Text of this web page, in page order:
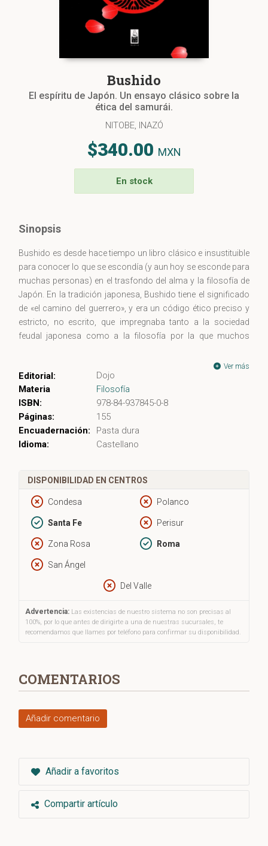
Bushido
El espíritu de Japón. Un ensayo clásico sobre la
ética del samurái.
NITOBE, INAZÓ
$340.00 MXN
En stock
Sinopsis
Bushido es desde hace tiempo un libro clásico e insustituible
para conocer lo que se escondía (y aun hoy se esconde para
muchas personas) en el trasfondo del alma y la filosofía de
Japón. En la tradición japonesa, Bushido tiene el significado
de «el camino del guerrero», y era un código ético preciso y
estricto, no escrito, que impregnaba tanto a la sociedad
feudal japonesa como a la filosofía por la que muchos
Nitobe a quien le cupo la extraordinaria labor de recopilar «el
camino del guerrero» y de darlo a conocer tanto en Japón
como, principalmente, en el mundo occidental. Cómo ha sido
posible la aceptación y la fama universal de esta obra? Quizá
porque proporciona una interpretación moderna y accesible
al mundo occidental respecto a las raíces históricas y
culturales de la tradición japonesa, lo cual era un campo
Ver más
Editorial:
Dojo
Materia
Filosofía
ISBN:
978-84-937845-0-8
Páginas:
155
Encuadernación:
Pasta dura
Idioma:
Castellano
DISPONIBILIDAD EN CENTROS
Condesa Polanco
Santa Fe Perisur
Zona Rosa Roma
San Ángel
Del Valle
Advertencia: Las existencias de nuestro sistema no son precisas al
100%, por lo que antes de dirigirte a una de nuestras sucursales, te
recomendamos que llames por teléfono para confirmar su disponibilidad.
COMENTARIOS
Añadir comentario
Añadir a favoritos
Compartir artículo